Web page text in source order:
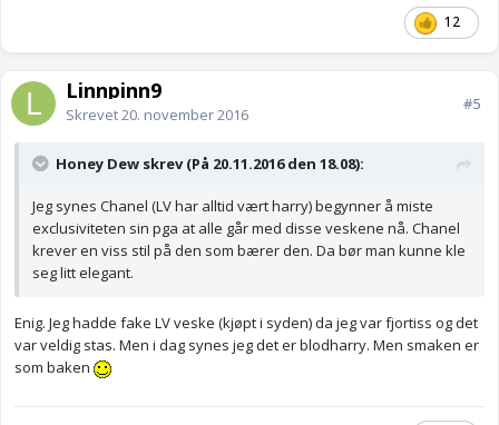
12
Linnpinn9
Skrevet20. november 2016
#5
Honey Dew skrev (På 20.11.2016 den 18.08):
Jeg synes Chanel (LV har alltid vært harry) begynner å miste
exclusiviteten sin pga at alle går med disse veskene nå. Chanel
krever en viss stil på den som bærer den. Da bør man kunne kle
seg litt elegant.
Enig. Jeg hadde fake LV veske (kjøpt i syden) da jeg var fjortiss og det
var veldig stas. Men i dag synes jeg det er blodharry. Men smaken er
som baken